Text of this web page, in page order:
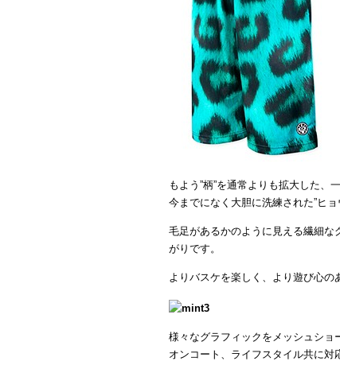
もよう”柄”を通常よりも拡大した、
今までになく大胆に洗練された”ヒョ
毛足があるかのように見える繊細
がりです。
よりバスケを楽しく、より遊び心の
様々なグラフィックをメッシュショ
オンコート、ライフスタイル共に対